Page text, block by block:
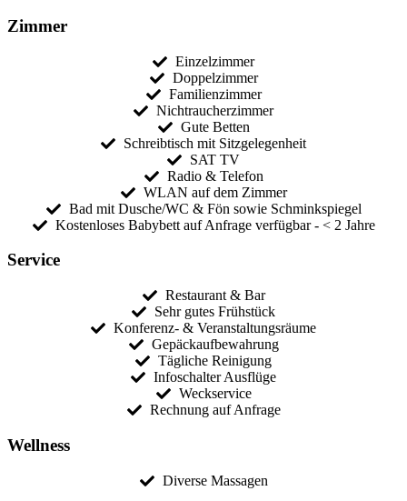
Zimmer
Einzelzimmer
Doppelzimmer
Familienzimmer
Nichtraucherzimmer
Gute Betten
Schreibtisch mit Sitzgelegenheit
SAT TV
Radio & Telefon
WLAN auf dem Zimmer
Bad mit Dusche/WC & Fön sowie Schminkspiegel
Kostenloses Babybett auf Anfrage verfügbar - < 2 Jahre
Service
Restaurant & Bar
Sehr gutes Frühstück
Konferenz- & Veranstaltungsräume
Gepäckaufbewahrung
Tägliche Reinigung
Infoschalter Ausflüge
Weckservice
Rechnung auf Anfrage
Wellness
Diverse Massagen